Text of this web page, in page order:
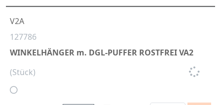
127786
WINKELHÄNGER m. DGL-PUFFER ROSTFREI VA2
V2A
(Stück)